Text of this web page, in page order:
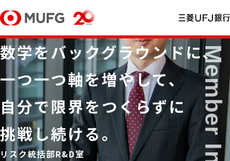
リスク統括部R&D室
数学をバックグラウンドに、
一つ一つ軸を増やして、
自分で限界をつくらずに
挑戦し続ける。